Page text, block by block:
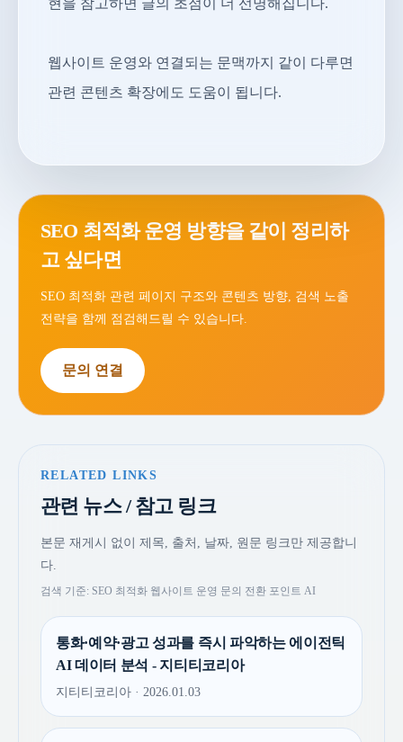
웹사이트 운영와 연결되는 문맥까지 같이 다루면
관련 콘텐츠 확장에도 도움이 됩니다.
SEO 최적화 운영 방향을 같이 정리하
고 싶다면
SEO 최적화 관련 페이지 구조와 콘텐츠 방향, 검색 노출
전략을 함께 점검해드릴 수 있습니다.
문의 연결
RELATED LINKS
관련 뉴스 / 참고 링크
본문 재게시 없이 제목, 출처, 날짜, 원문 링크만 제공합니
다.
검색 기준: SEO 최적화 웹사이트 운영 문의 전환 포인트 AI
통화·예약·광고 성과를 즉시 파악하는 에이전틱
AI 데이터 분석 - 지티티코리아
지티티코리아 · 2026.01.03